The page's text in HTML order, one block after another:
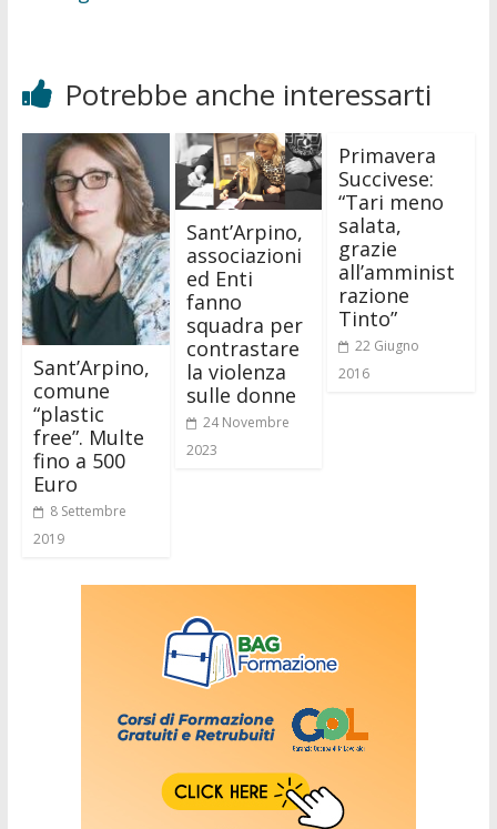
Potrebbe anche interessarti
Sant’Arpino,
comune
“plastic
free”. Multe
fino a 500
Euro
8 Settembre
2019
Sant’Arpino,
associazioni
ed Enti
fanno
squadra per
contrastare
la violenza
sulle donne
24 Novembre
2023
Primavera
Succivese:
“Tari meno
salata,
grazie
all’amminist
razione
Tinto”
22 Giugno
2016